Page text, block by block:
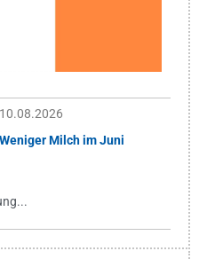
10.08.2026
Weniger Milch im Juni